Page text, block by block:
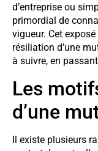
d’entreprise ou
primordial de
vigueur. Cet
résiliation d’une
à suivre, en
Les
d’une
Il existe plusieurs